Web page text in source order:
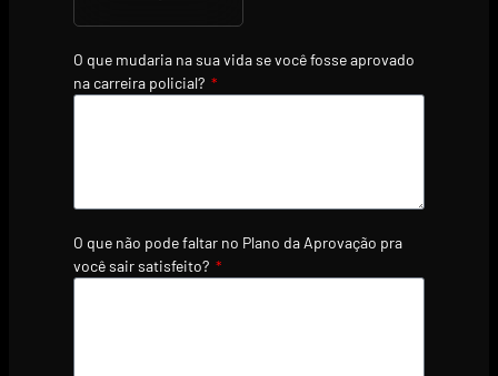
O que mudaria na sua vida se você fosse aprovado
na carreira policial?
O que não pode faltar no Plano da Aprovação pra
você sair satisfeito?